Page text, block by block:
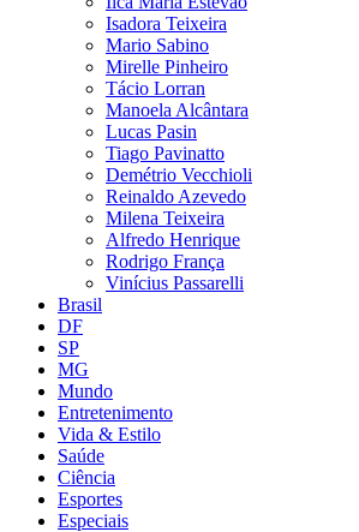
Isadora Teixeira
Mario Sabino
Mirelle Pinheiro
Tácio Lorran
Manoela Alcântara
Lucas Pasin
Tiago Pavinatto
Demétrio Vecchioli
Reinaldo Azevedo
Milena Teixeira
Alfredo Henrique
Rodrigo França
Vinícius Passarelli
Brasil
DF
SP
MG
Mundo
Entretenimento
Vida & Estilo
Saúde
Ciência
Esportes
Especiais